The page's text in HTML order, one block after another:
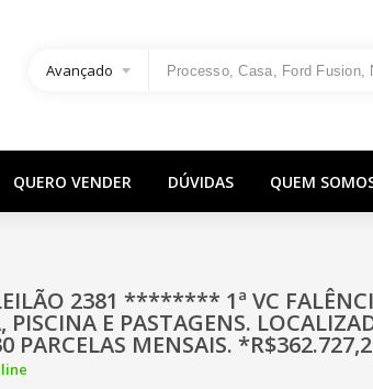
Avançado
QUERO VENDER DÚVIDAS QUEM
2381 ******** 1ª VC
PISCINA E PASTAGENS.
PARCELAS MENSAIS.